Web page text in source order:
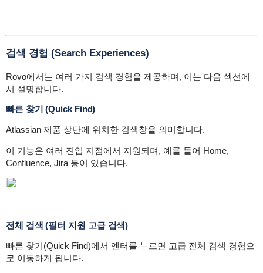
검색 경험 (Search Experiences)
Rovo에서는 여러 가지 검색 경험을 제공하며, 이는 다음 섹션에
서 설명합니다.
빠른 찾기 (Quick Find)
Atlassian 제품 상단에 위치한 검색창을 의미합니다.
이 기능은 여러 진입 지점에서 지원되며, 예를 들어 Home,
Confluence, Jira 등이 있습니다.
전체 검색 (필터 지원 고급 검색)
빠른 찾기(Quick Find)에서 엔터를 누르면 고급 전체 검색 경험으
로 이동하게 됩니다.